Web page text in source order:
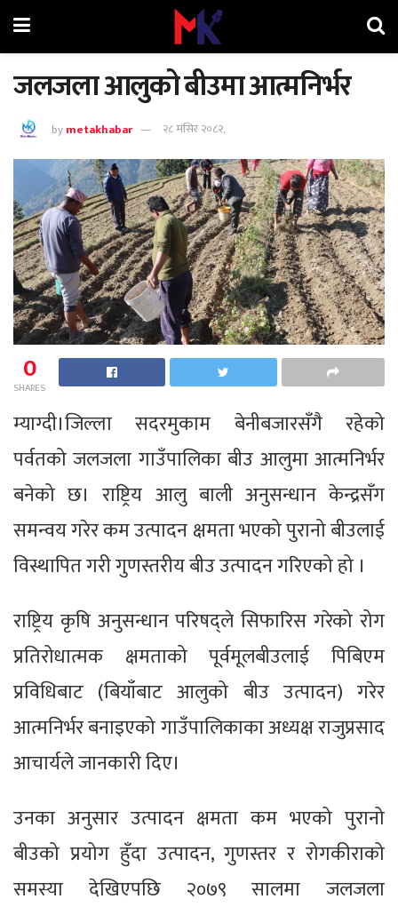
जलजला आलुको बीउमा आत्मनिर्भर
bymetakhabar २८ मंसिर २०८२,
0
SHARES
म्याग्दी।जिल्ला सदरमुकाम बेनीबजारसँगै रहेको
पर्वतको जलजला गाउँपालिका बीउ आलुमा आत्मनिर्भर
बनेको छ। राष्ट्रिय आलु बाली अनुसन्धान केन्द्रसँग
समन्वय गरेर कम उत्पादन क्षमता भएको पुरानो बीउलाई
विस्थापित गरी गुणस्तरीय बीउ उत्पादन गरिएको हो ।
राष्ट्रिय कृषि अनुसन्धान परिषद्ले सिफारिस गरेको रोग
प्रतिरोधात्मक क्षमताको पूर्वमूलबीउलाई पिबिएम
प्रविधिबाट (बियाँबाट आलुको बीउ उत्पादन) गरेर
आत्मनिर्भर बनाइएको गाउँपालिकाका अध्यक्ष राजुप्रसाद
आचार्यले जानकारी दिए।
उनका अनुसार उत्पादन क्षमता कम भएको पुरानो
बीउको प्रयोग हुँदा उत्पादन, गुणस्तर र रोगकीराको
समस्या देखिएपछि २०७९ सालमा जलजला